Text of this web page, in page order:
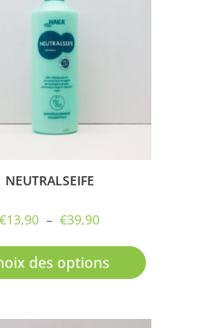
NEUTRALSEIFE
€13,90 – €39,90Plage
prix :
€13,90
€39,90
des options
variations.